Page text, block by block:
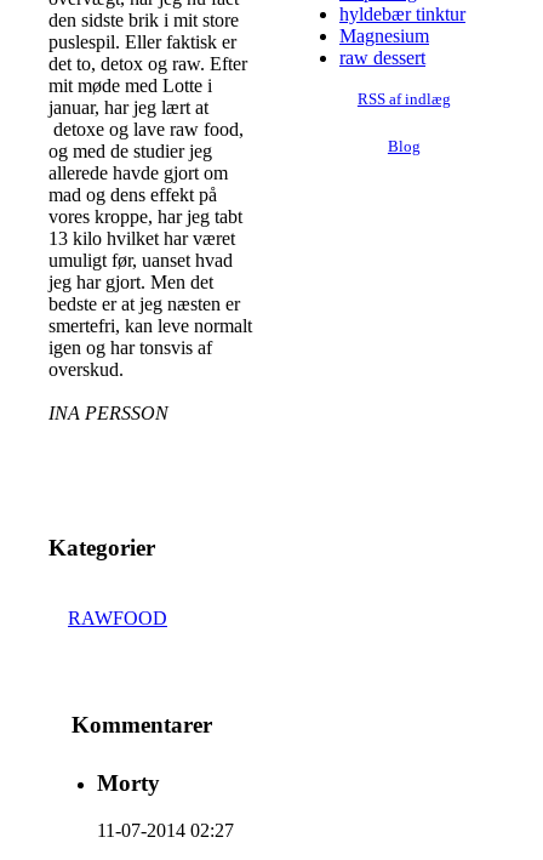
den sidste brik i mit store
puslespil. Eller faktisk er
det to, detox og raw. Efter
mit møde med Lotte i
januar, har jeg lært at
detoxe og lave raw food,
og med de studier jeg
allerede havde gjort om
mad og dens effekt på
vores kroppe, har jeg tabt
13 kilo hvilket har været
umuligt før, uanset hvad
jeg har gjort. Men det
bedste er at jeg næsten er
smertefri, kan leve normalt
igen og har tonsvis af
overskud.
INA PERSSON
Kategorier
RAWFOOD
Kommentarer
Morty
11-07-2014 02:27
hyldebær tinktur
Magnesium
raw dessert
RSS af indlæg
Blog